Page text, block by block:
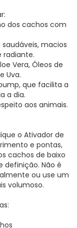
dos cachos com
macios
radiante.
Vera, Óleos de
Uva.
que facilita a
a dia.
aos animais.
o Ativador de
e pontas,
cachos de baixo
definição. Não é
ou use um
volumoso.